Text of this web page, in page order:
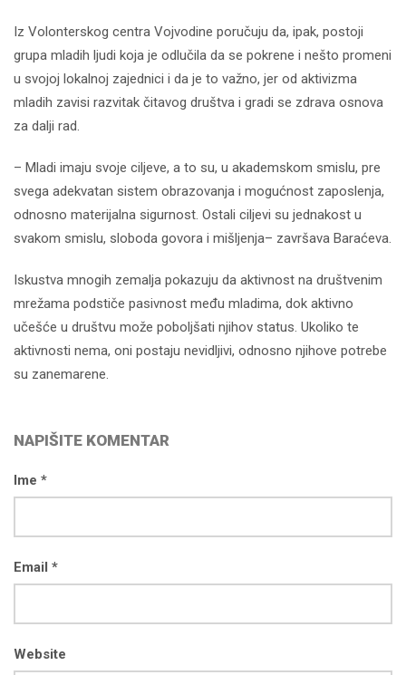
Iz Volonterskog centra Vojvodine poručuju da, ipak, postoji
grupa mladih ljudi koja je odlučila da se pokrene i nešto promeni
u svojoj lokalnoj zajednici i da je to važno, jer od aktivizma
mladih zavisi razvitak čitavog društva i gradi se zdrava osnova
za dalji rad.
– Mladi imaju svoje ciljeve, a to su, u akademskom smislu, pre
svega adekvatan sistem obrazovanja i mogućnost zaposlenja,
odnosno materijalna sigurnost. Ostali ciljevi su jednakost u
svakom smislu, sloboda govora i mišljenja– završava Baraćeva.
Iskustva mnogih zemalja pokazuju da aktivnost na društvenim
mrežama podstiče pasivnost među mladima, dok aktivno
učešće u društvu može poboljšati njihov status. Ukoliko te
aktivnosti nema, oni postaju nevidljivi, odnosno njihove potrebe
su zanemarene.
NAPIŠITE KOMENTAR
Ime *
Email *
Website